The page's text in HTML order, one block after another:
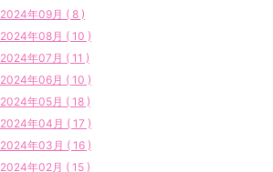
2024年09月 ( 8 )
2024年08月 ( 10 )
2024年07月 ( 11 )
2024年06月 ( 10 )
2024年05月 ( 18 )
2024年04月 ( 17 )
2024年03月 ( 16 )
2024年02月 ( 15 )